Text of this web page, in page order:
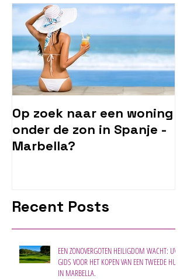
Op zoek naar een woning
onder de zon in Spanje -
Marbella?
Recent Posts
EEN ZONOVERGOTEN HEILIGDOM WACHT: UW
GIDS VOOR HET KOPEN VAN EEN TWEEDE HUIS
IN MARBELLA.